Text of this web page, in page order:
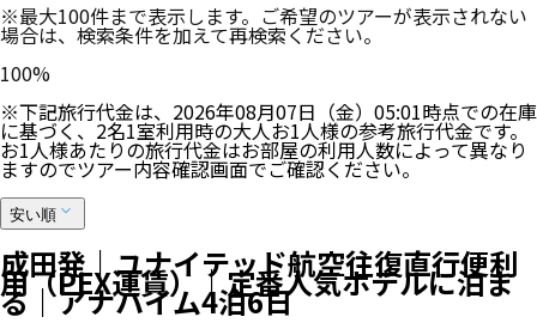
※最大100件まで表示します。ご希望のツアーが表示されない
場合は、検索条件を加えて再検索ください。
100%
※下記旅行代金は、 2026年08月07日（金）05:01時点での在庫
に基づく、2名1室利用時の大人お1人様の参考旅行代金です。
お1人様あたりの旅行代金はお部屋の利用人数によって異なり
ますのでツアー内容確認画面でご確認ください。
安い順
成田発｜ユナイテッド航空往復直行便利
用（PEX運賃）｜定番人気ホテルに泊ま
る｜アナハイム4泊6日